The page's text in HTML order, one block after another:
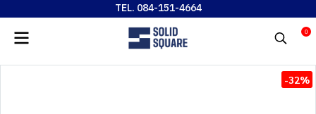
TEL. 084-151-4664
0
-32%